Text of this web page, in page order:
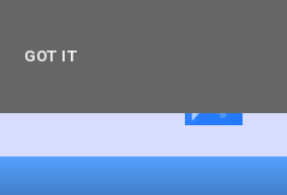
GOT IT